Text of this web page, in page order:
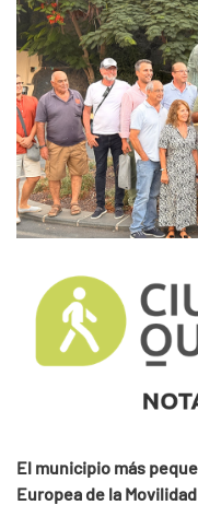
El municipio más
Europea de la